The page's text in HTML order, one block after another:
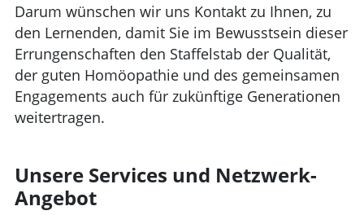
Darum wünschen wir uns Kontakt zu Ihnen, zu
den Lernenden, damit Sie im Bewusstsein dieser
Errungenschaften den Staffelstab der Qualität,
der guten Homöopathie und des gemeinsamen
Engagements auch für zukünftige Generationen
weitertragen.
Unsere Services und Netzwerk-
Angebot